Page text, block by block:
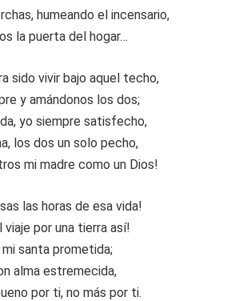
humeando el incensario,
la puerta del hogar…
sido vivir bajo aquel techo,
y amándonos los dos;
yo siempre satisfecho,
los dos un solo pecho,
mi madre como un Dios!
las horas de esa vida!
viaje por una tierra así!
santa prometida;
alma estremecida,
por ti, no más por ti.